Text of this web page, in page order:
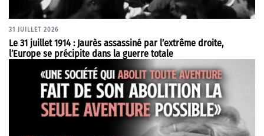
31 JUILLET 2026
Le 31 juillet 1914 : Jaurès assassiné par l’extrême droite,
l’Europe se précipite dans la guerre totale